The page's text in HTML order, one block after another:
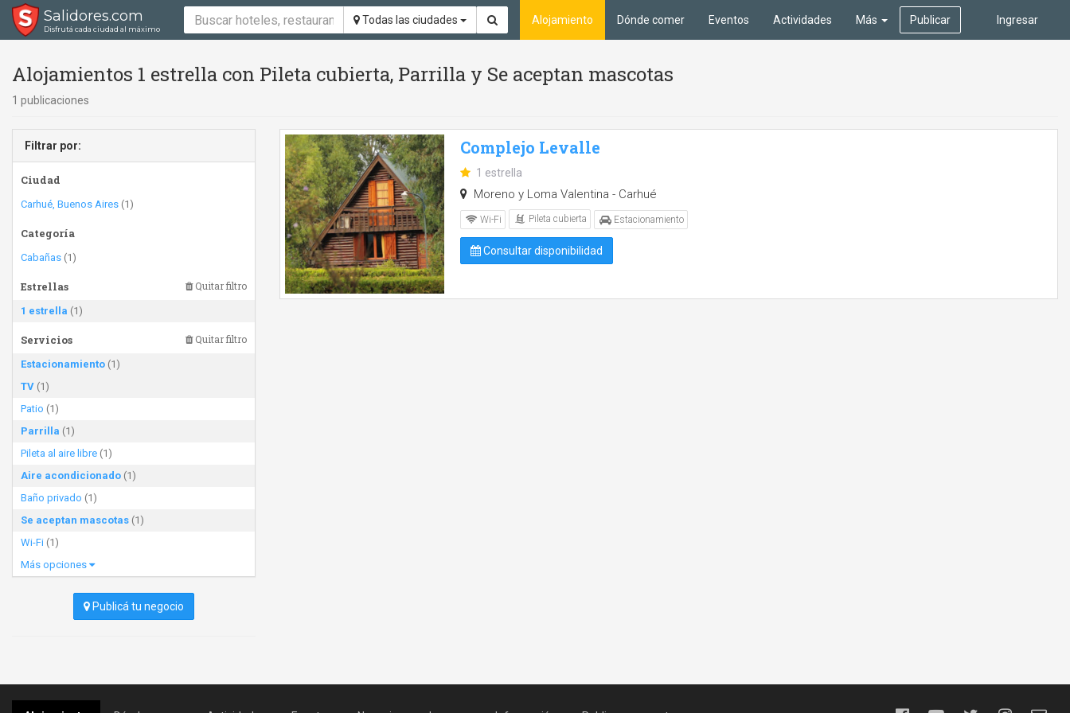
Salidores.com
Disfrutá cada ciudad al máximo
Todas las ciudades Ingresar
Alojamiento Dónde comer Eventos Actividades Más Publicar
Alojamientos 1 estrella con Pileta cubierta, Parrilla y Se aceptan mascotas
1 publicaciones
Filtrar por:
Ciudad
Carhué, Buenos Aires (1)
Categoría
Cabañas (1)
Estrellas Quitar filtro
1 estrella (1)
Servicios Quitar filtro
Estacionamiento (1)
TV (1)
Patio (1)
Parrilla (1)
Pileta al aire libre (1)
Aire acondicionado (1)
Baño privado (1)
Se aceptan mascotas (1)
Wi-Fi (1)
Más opciones
Publicá tu negocio
Complejo Levalle
1 estrella
Moreno y Loma Valentina - Carhué
Wi-Fi Pileta cubierta Estacionamiento
Consultar disponibilidad